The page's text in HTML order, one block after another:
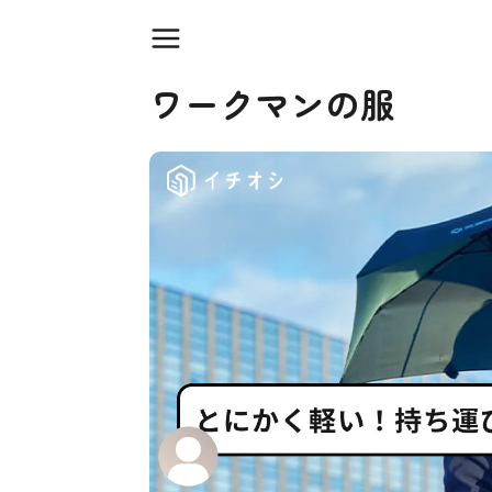
ワークマンの服